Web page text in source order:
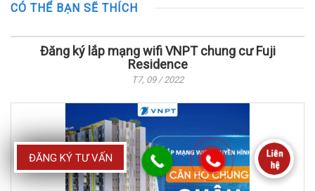
CÓ THỂ BẠN SẼ THÍCH
Đăng ký lắp mạng wifi VNPT chung cư Fuji
Residence
T7, 09 / 2022
ĐĂNG KÝ TƯ VẤN